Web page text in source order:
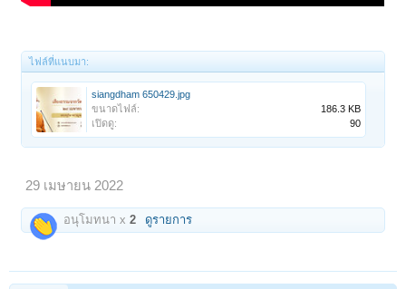
ไฟล์ที่แนบมา:
siangdham 650429.jpg
ขนาดไฟล์:
186.3 KB
เปิดดู:
90
29 เมษายน 2022
อนุโมทนา x2 ดูรายการ